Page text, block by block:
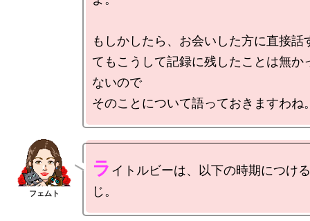
もしかしたら、お会いした方に直接話
てもこうして記録に残したことは無か
ないので
ラ イトルビーは、以下の時期につけ